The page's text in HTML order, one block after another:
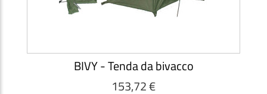
BIVY - Tenda da bivacco
153,72 €